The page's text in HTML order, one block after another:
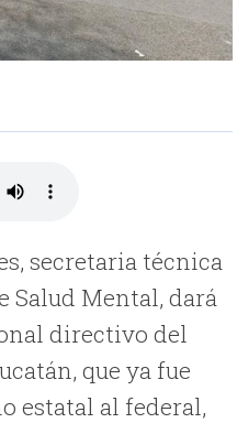
secretaria técnica
Salud Mental, dará
directivo del
que ya fue
estatal al federal,